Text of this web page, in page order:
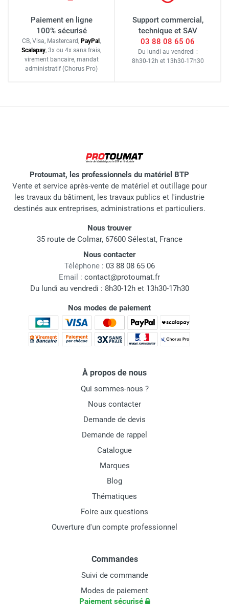
Paiement en ligne
100% sécurisé
CB, Visa, Mastercard, PayPal ,
Scalapay, 3x ou 4x sans frais,
virement bancaire, mandat
administratif (Chorus Pro)
Support commercial,
technique et SAV
03 88 08 65 06
Du lundi au vendredi :
8h30-12h et 13h30-17h30
Protoumat, les professionnels du matériel BTP
Vente et service après-vente de matériel et outillage pour
les travaux du bâtiment, les travaux publics et l'industrie
destinés aux entreprises, administrations et particuliers.
Nous trouver
35 route de Colmar, 67600 Sélestat, France
Nous contacter
Téléphone : 03 88 08 65 06
Email : contact@protoumat.fr
Du lundi au vendredi : 8h30-12h et 13h30-17h30
Nos modes de paiement
À propos de nous
Qui sommes-nous ?
Nous contacter
Demande de devis
Demande de rappel
Catalogue
Marques
Blog
Thématiques
Foire aux questions
Ouverture d'un compte professionnel
Commandes
Suivi de commande
Modes de paiement
Paiement sécurisé